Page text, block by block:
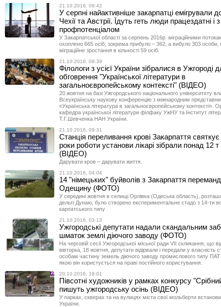
21.10.2016, 09:42
У серпні найактивніше закарпатці емігрували
Чехії та Австрії. Їдуть геть люди працездатні і
профпотенціалом
У Закарпатської області за серпень 2016р. міграційними
охоплено 665 осіб, зокрема прибуло – 362, а вибуло 303
міграційне зростання в кількості 59 осіб.
21.10.2016, 09:39
Філологи з усієї України зібралися в Ужгороді
обговрення "Української літератури в
загальноєвропейському контексті" (ВІДЕО)
20 жовтня на базі Ужгородського національного університету
Всеукраїнську наукову конференцію з міжнародним
«Українська література в загальноєвропейському контексті».
кафедра української літератури філфаку УжНУ та Інститут
Т.Г.Шевченка НАН України.
21.10.2016, 09:31
Станція переливання крові Закарпаття
роки роботи установи лікарі зібрали понад 12 т
(ВІДЕО)
Дарувати кров – дарувати життя.
21.10.2016, 04:04
14 "німецьких" буйволів з Закарпаття
Одещину (ФОТО)
У середині жовтня в селищі Орлівка (Одеська область),
дельті Дунаю, було створено експериментальне стадо з 14-ти
карпатського типу
21.10.2016, 03:13
Ужгородські депутати надали скандальним
шматок землі діючого заводу (ФОТО)
На черговій сесії Ужгородської міської ради VІІ скликання, що
вівторка, 18 жовтня, депутати відірвали і передали у власність
особам частину земель діючого заводу промислового типу
якою він користується на праві постійного користування.
20.10.2016, 18:01
Півсотні художників у рамках конкурсу
пишуть ужгородську осінь (ВІДЕО)
У парках, скверах та на вулицях міста свої мольберти
України.